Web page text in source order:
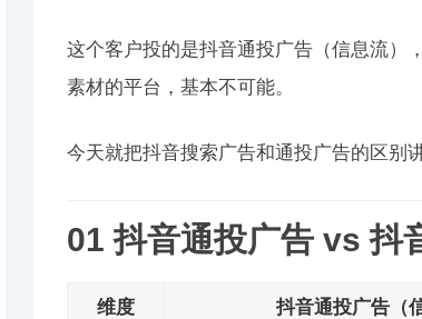
这个客户投的是抖音通投广告（信息流）
素材的平台，基本不可能。
今天就把抖音搜索广告和通投广告的区别
01 抖音通投广告 vs 抖
维度 抖音通投广告（